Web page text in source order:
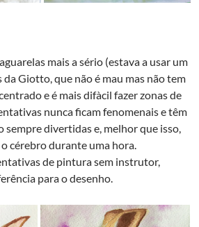
mais a sério (estava a usar um
Giotto, que não é mau mas não tem
e é mais difà­cil fazer zonas de
nunca ficam fenomenais e têm
sempre divertidas e, melhor que isso,
cérebro durante uma hora.
de pintura sem instrutor,
para o desenho.